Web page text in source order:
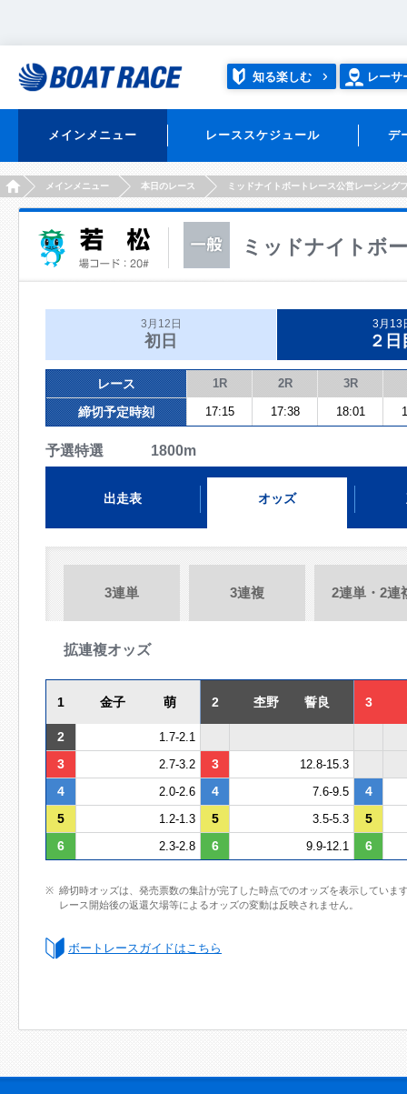
知る楽しむ レーサ
メインメニュー レーススケジュール デ
HOMEメインメニュー 本日のレース ミッドナイトボートレース公営レーシング
ミッドナイトボ
3月12日
初日
3月13
２日
レース 1R 2R 3R
締切予定時刻 17:15 17:38 18:01
予選特選 1800m
出走表 オッズ
3連単 3連複 2連単・2連
拡連複オッズ
1 金子 萌 2 杢野 誓良 3
2 1.7-2.1
3 2.7-3.2 3 12.8-15.3
4 2.0-2.6 4 7.6-9.5
4
5
1.2-1.3 5 3.5-5.3
5
6
2.3-2.8 6 9.9-12.1 6
締切時オッズは、発売票数の集計が完了した時点でのオッズを表示していま
レース開始後の返還欠場等によるオッズの変動は反映されません。
ボートレースガイドはこちら